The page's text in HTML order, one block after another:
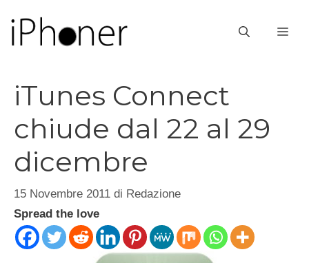
contenuto
iTunes Connect
chiude dal 22 al 29
dicembre
15 Novembre 2011 di Redazione
Spread the love